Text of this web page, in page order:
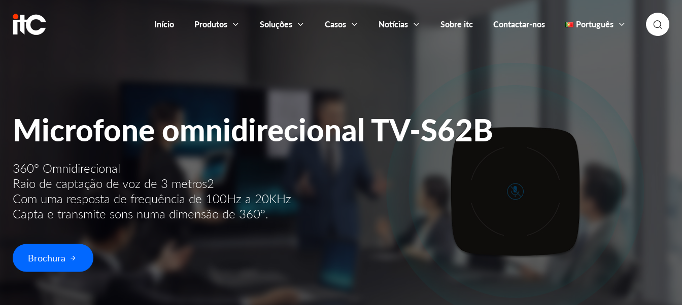
Início Produtos Soluções Casos Notícias Sobre itc Contactar-nos Português
Microfone omnidirecional TV-S62B
360° Omnidirecional
Raio de captação de voz de 3 metros2
Com uma resposta de frequência de 100Hz a 20KHz
Capta e transmite sons numa dimensão de 360°.
Brochura